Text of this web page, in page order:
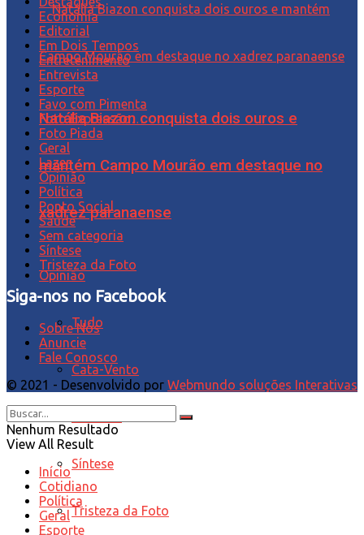
Natália Biazon conquista dois ouros e
mantém Campo Mourão em destaque no
xadrez paranaense
Opinião
Tudo
Cata-Vento
Síntese
Tristeza da Foto
Economia
Editorial
Em Dois Tempos
Entretenimento
Entrevista
Esporte
Favo com Pimenta
Foto Expressão…
Foto Piada
Geral
Lazer
Opinião
Política
Ponto Social
Saúde
Sem categoria
Síntese
Tristeza da Foto
Siga-nos no Facebook
Sobre Nós
Anuncie
Fale Conosco
© 2021 - Desenvolvido por Webmundo soluções Interativas
Nenhum Resultado
View All Result
Início
Cotidiano
Política
Geral
Esporte